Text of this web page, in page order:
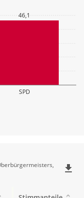
SPD
46,1
file_download